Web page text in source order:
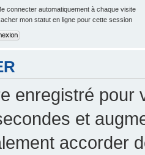
connecter automatiquement à chaque visite
mon statut en ligne pour cette session
enregistré pour
et
accorder